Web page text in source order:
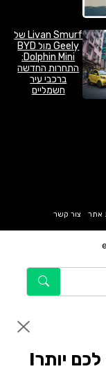
Livan Smurf של
Geely מול BYD
Dolphin Mini:
התחרות החדשה
ברכבי עיר
חשמליים
אתר צור קשר
יותר!